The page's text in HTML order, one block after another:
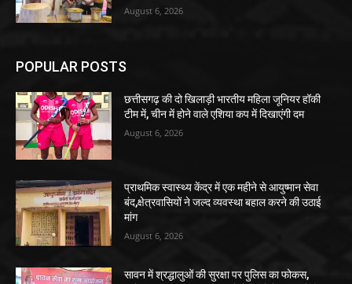
August 6, 2026
POPULAR POSTS
छत्तीसगढ़ की दो खिलाड़ी भारतीय महिला जूनियर हॉकी
टीम में, चीन में होने वाले एशिया कप में दिखाएंगी दम
August 6, 2026
प्राथमिक स्वास्थ्य केंद्र में एक महीने से आयुष्मान सेवा
बंद,क्षेत्रवासियों ने जल्द व्यवस्था बहाल करने की उठाई
मांग
August 6, 2026
सावन में श्रद्धालुओं की सुरक्षा पर पुलिस का फोकस,